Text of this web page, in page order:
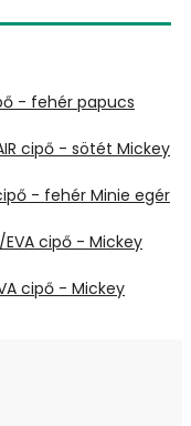
- fehér papucs
cipő - sötét Mickey
- fehér Minie egér
cipő - Mickey